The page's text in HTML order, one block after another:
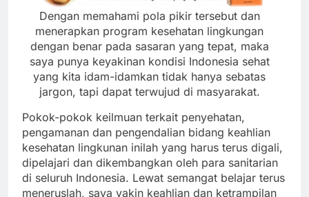
Dengan memahami pola pikir tersebut dan
menerapkan program kesehatan lingkungan
dengan benar pada sasaran yang tepat, maka
saya punya keyakinan kondisi Indonesia sehat
yang kita idam-idamkan tidak hanya sebatas
jargon, tapi dapat terwujud di masyarakat.
Pokok-pokok keilmuan terkait penyehatan,
pengamanan dan pengendalian bidang keahlian
kesehatan lingkunan inilah yang harus terus digali,
dipelajari dan dikembangkan oleh para sanitarian
di seluruh Indonesia. Lewat semangat belajar terus
meneruslah, saya yakin keahlian dan ketrampilan